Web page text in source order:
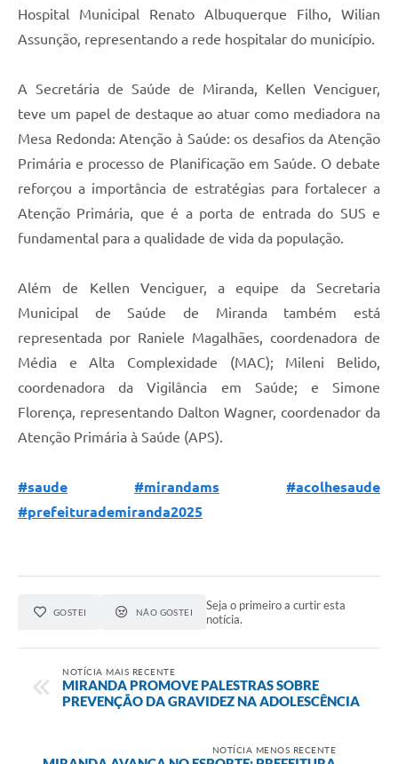
Hospital Municipal Renato Albuquerque Filho, Wilian
Assunção, representando a rede hospitalar do município.
A Secretária de Saúde de Miranda, Kellen Venciguer,
teve um papel de destaque ao atuar como mediadora na
Mesa Redonda: Atenção à Saúde: os desafios da Atenção
Primária e processo de Planificação em Saúde. O debate
reforçou a importância de estratégias para fortalecer a
Atenção Primária, que é a porta de entrada do SUS e
fundamental para a qualidade de vida da população.
Além de Kellen Venciguer, a equipe da Secretaria
Municipal de Saúde de Miranda também está
representada por Raniele Magalhães, coordenadora de
Média e Alta Complexidade (MAC); Mileni Belido,
coordenadora da Vigilância em Saúde; e Simone
Florença, representando Dalton Wagner, coordenador da
Atenção Primária à Saúde (APS).
#saude #mirandams
#acolhesaude
#prefeiturademiranda2025
GOSTEI NÃO GOSTEI
Seja o primeiro a curtir esta
notícia.
NOTÍCIA MAIS RECENTE
MIRANDA PROMOVE PALESTRAS SOBRE
PREVENÇÃO DA GRAVIDEZ NA ADOLESCÊNCIA
NOTÍCIA MENOS RECENTE